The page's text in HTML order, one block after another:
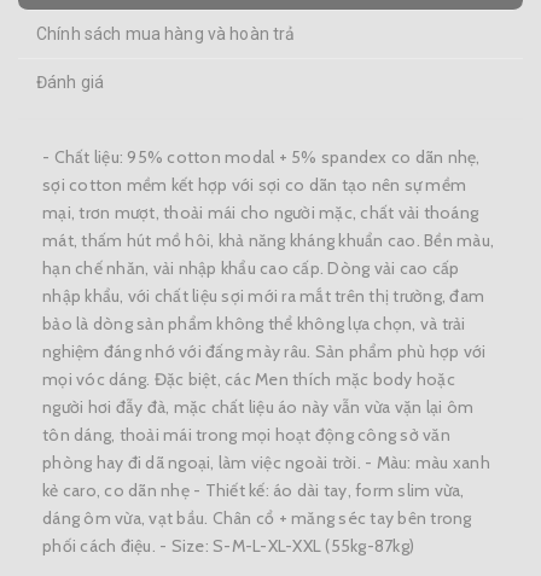
Chính sách mua hàng và hoàn trả
Đánh giá
- Chất liệu: 95% cotton modal + 5% spandex co dãn nhẹ,
sợi cotton mềm kết hợp với sợi co dãn tạo nên sự mềm
mại, trơn mượt, thoải mái cho người mặc, chất vải thoáng
mát, thấm hút mồ hôi, khả năng kháng khuẩn cao. Bền màu,
hạn chế nhăn, vải nhập khẩu cao cấp. Dòng vải cao cấp
nhập khẩu, với chất liệu sợi mới ra mắt trên thị trường, đam
bảo là dòng sản phẩm không thể không lựa chọn, và trải
nghiệm đáng nhớ với đấng mày râu. Sản phẩm phù hợp với
mọi vóc dáng. Đặc biệt, các Men thích mặc body hoặc
người hơi đẫy đà, mặc chất liệu áo này vẫn vừa vặn lại ôm
tôn dáng, thoải mái trong mọi hoạt động công sở văn
phòng hay đi dã ngoại, làm việc ngoài trời. - Màu: màu xanh
kẻ caro, co dãn nhẹ - Thiết kế: áo dài tay, form slim vừa,
dáng ôm vừa, vạt bầu. Chân cổ + măng séc tay bên trong
phối cách điệu. - Size: S-M-L-XL-XXL (55kg-87kg)